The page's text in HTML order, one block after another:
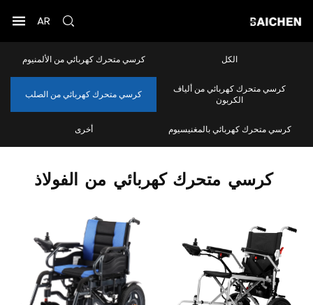
AR
الكل كرسي متحرك كهربائي من الألمنيوم
كرسي متحرك كهربائي من ألياف
الكربون
كرسي متحرك كهربائي من الصلب
كرسي متحرك كهربائي بالمغنيسيوم أخرى
كرسي متحرك كهربائي من الفولاذ